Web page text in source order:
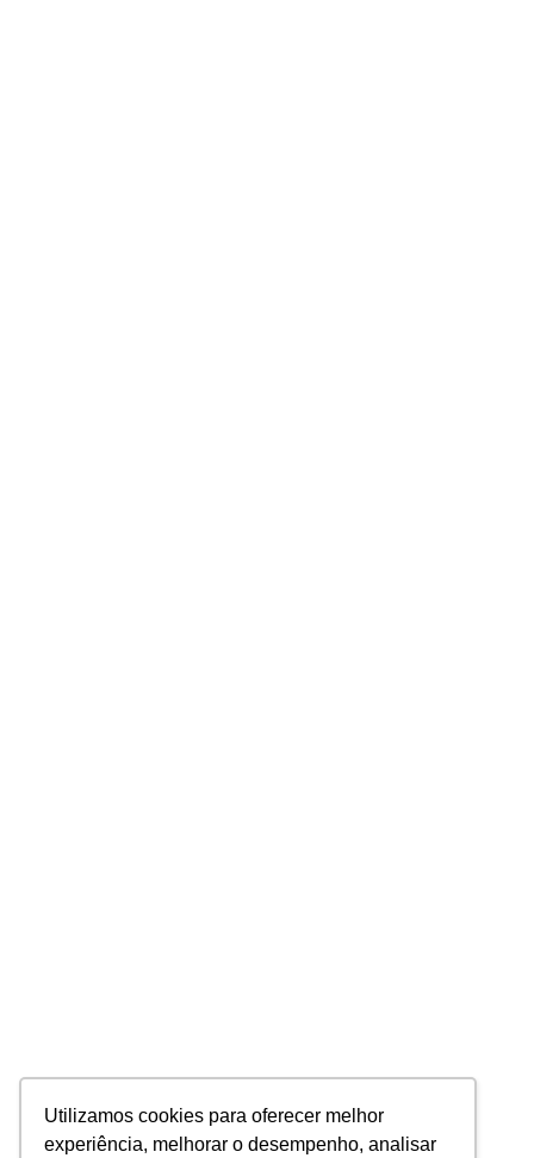
Utilizamos cookies para oferecer melhor
experiência, melhorar o desempenho, analisar